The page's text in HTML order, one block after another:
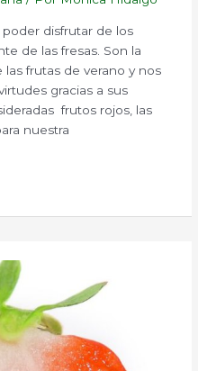
disfrutar de los
de las fresas. Son la
frutas de verano y nos
gracias a sus
frutos rojos, las
nuestra